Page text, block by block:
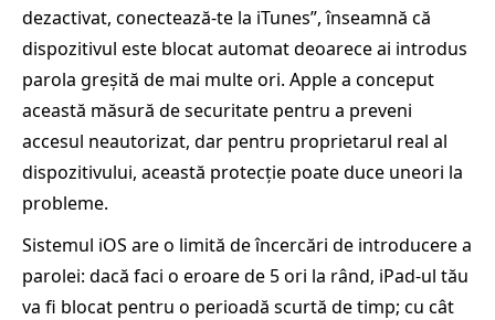
dezactivat, conectează-te la iTunes”, înseamnă că
dispozitivul este blocat automat deoarece ai introdus
parola greșită de mai multe ori. Apple a conceput
această măsură de securitate pentru a preveni
accesul neautorizat, dar pentru proprietarul real al
dispozitivului, această protecție poate duce uneori la
probleme.
Sistemul iOS are o limită de încercări de introducere a
parolei: dacă faci o eroare de 5 ori la rând, iPad-ul tău
va fi blocat pentru o perioadă scurtă de timp; cu cât